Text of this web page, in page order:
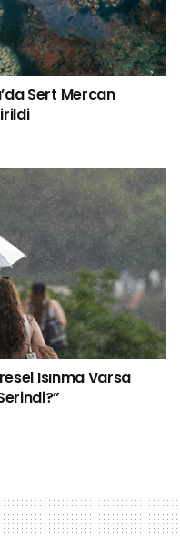
Sert Mercan
Isınma Varsa